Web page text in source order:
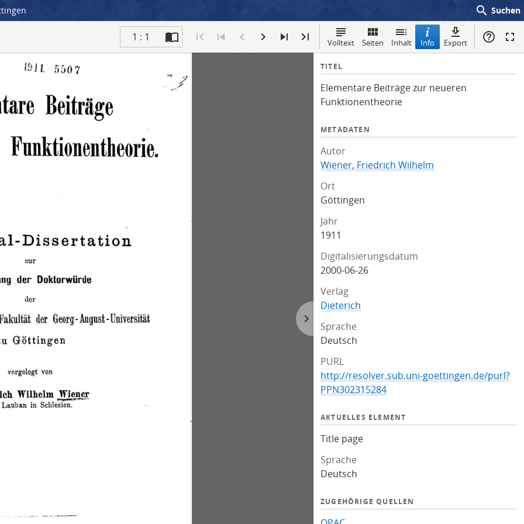
search Suchen
1 : 1 Volltext Seiten Inhalt Info Export
I
f
o
TITEL
Elementare Beiträge zur neueren
Funktionentheorie
METADATEN
Autor
Wiener, Friedrich Wilhelm
Ort
Göttingen
Jahr
1911
Digitalisierungsdatum
2000-06-26
Verlag
Dieterich
Sprache
Deutsch
PURL
http://resolver.sub.uni-goettingen.de/purl?
PPN302315284
AKTUELLES ELEMENT
Title page
Sprache
Deutsch
ZUGEHÖRIGE QUELLEN